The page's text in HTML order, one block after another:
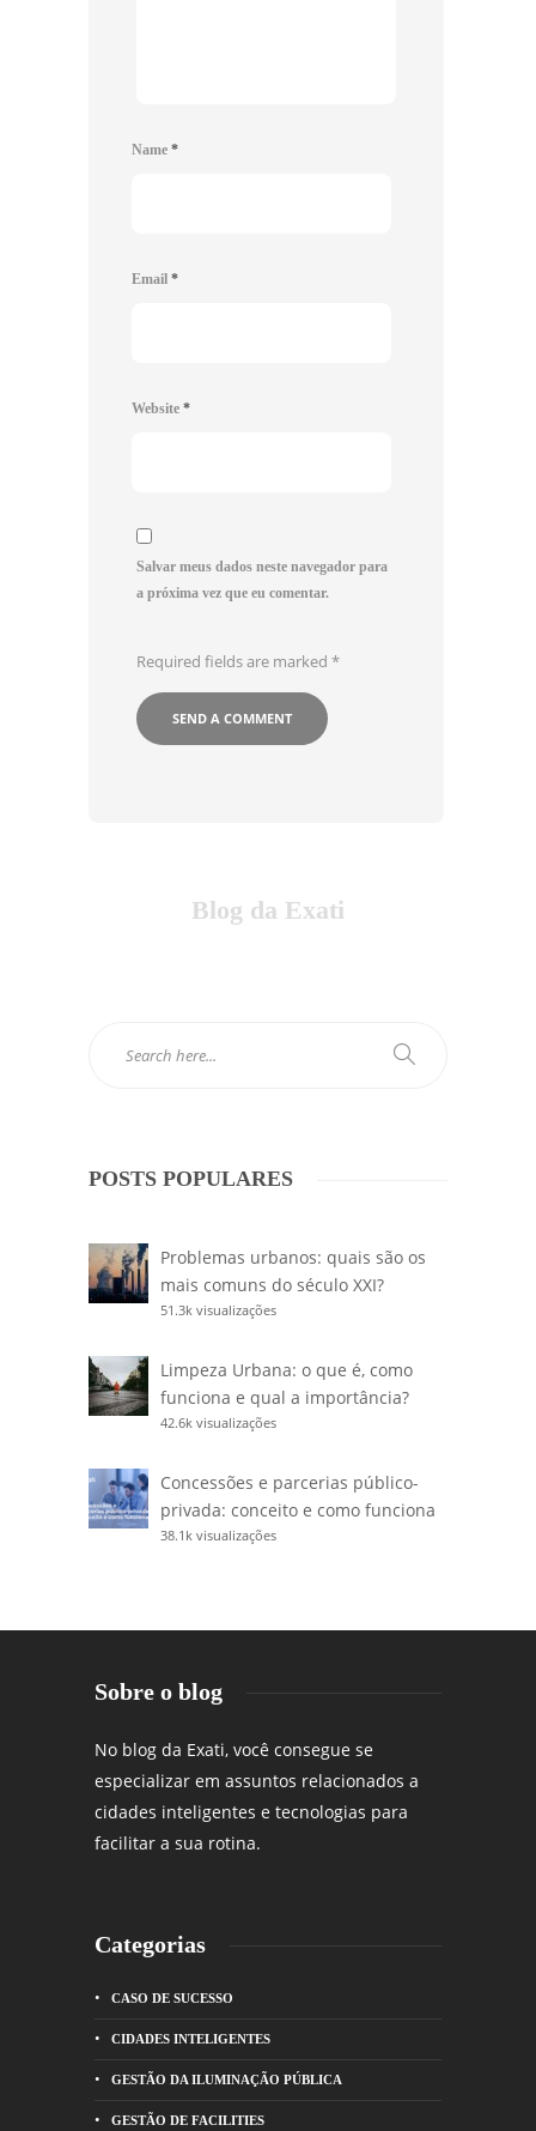
Name *
Email *
Website *
Salvar meus dados neste navegador para
a próxima vez que eu comentar.
Required fields are marked *
Blog da Exati
POSTS POPULARES
Problemas urbanos: quais são os
mais comuns do século XXI?
51.3k visualizações
Limpeza Urbana: o que é, como
funciona e qual a importância?
42.6k visualizações
Concessões e parcerias público-
privada: conceito e como funciona
38.1k visualizações
Sobre o blog
No blog da Exati, você consegue se
especializar em assuntos relacionados a
cidades inteligentes e tecnologias para
facilitar a sua rotina.
Categorias
CASO DE SUCESSO
CIDADES INTELIGENTES
GESTÃO DA ILUMINAÇÃO PÚBLICA
GESTÃO DE FACILITIES